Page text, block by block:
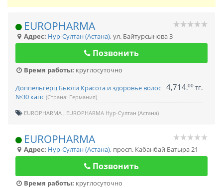
EUROPHARMA
Адрес: Нур-Султан (Астана),ул. Байтурсынова 3
Позвонить
Время работы: круглосуточно
Доппельгерц Бьюти Красота и здоровье волос
№30 капс (Страна: Германия)
4,714.00 тг.
EUROPHARMA EUROPHARMA Нур-Султан (Астана)
EUROPHARMA
Адрес: Нур-Султан (Астана), просп. Кабанбай Батыра 21
Позвонить
Время работы: круглосуточно